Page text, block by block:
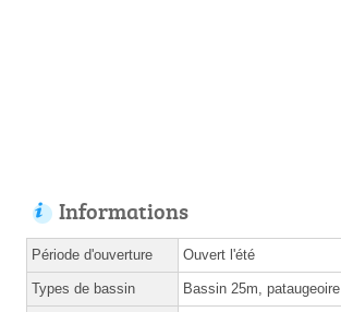
Informations
Période d'ouverture Ouvert l'été
Types de bassin Bassin 25m, pataugeoire